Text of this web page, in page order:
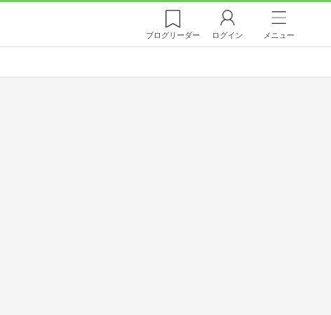
ブログリーダー ログイン メニュー